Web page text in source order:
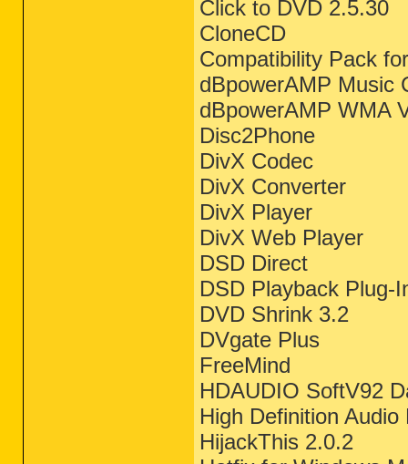
Click to DVD 2.5.30
CloneCD
Compatibility Pack
dBpowerAMP Music
dBpowerAMP WMA
Disc2Phone
DivX Codec
DivX Converter
DivX Player
DivX Web Player
DSD Direct
DSD Playback Plug-
DVD Shrink 3.2
DVgate Plus
FreeMind
HDAUDIO SoftV92
High Definition
HijackThis 2.0.2